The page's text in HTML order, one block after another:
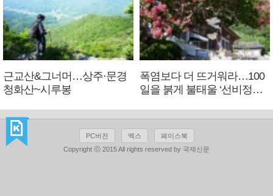
근교산&그너머…상주·문경
청화산~시루봉
폭염보다 더 뜨거워라…100
일을 붉게 불태울 ‘선비정신’
PC버전 엑스
페이스북
Copyright ⓒ 2015 All rights reserved by 국제신문